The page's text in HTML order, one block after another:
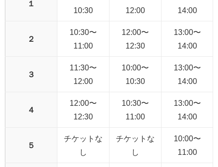
１
10:30
12:00
14:00
２
10:30〜
11:00
12:00〜
12:30
13:00〜
14:00
３
11:30〜
12:00
10:00〜
10:30
13:00〜
14:00
４
12:00〜
12:30
10:30〜
11:00
13:00〜
14:00
５
チケットな
し
チケットな
し
10:00〜
11:00